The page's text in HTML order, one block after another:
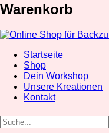
Warenkorb
Startseite
Shop
Dein Workshop
Unsere Kreationen
Kontakt